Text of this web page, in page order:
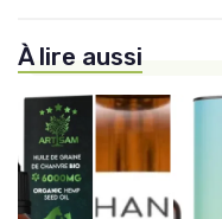
À lire aussi